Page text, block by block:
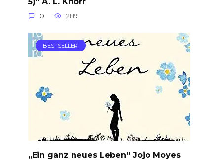
0 289
BESTSELLER
„Ein ganz neues Leben“ Jojo Moyes